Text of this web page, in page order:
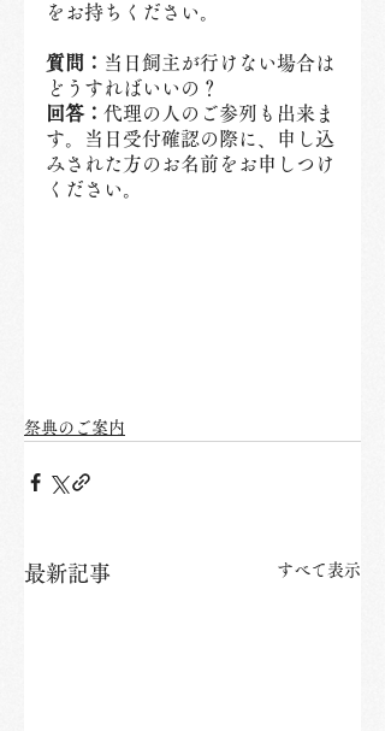
をお持ちください。
質問： 当日飼主が行けない場合は
どうすればいいの？
回答： 代理の人のご参列も出来ま
す。当日受付確認の際に、申し込
みされた方のお名前をお申しつけ
ください。
祭典のご案内
最新記事 すべて表示